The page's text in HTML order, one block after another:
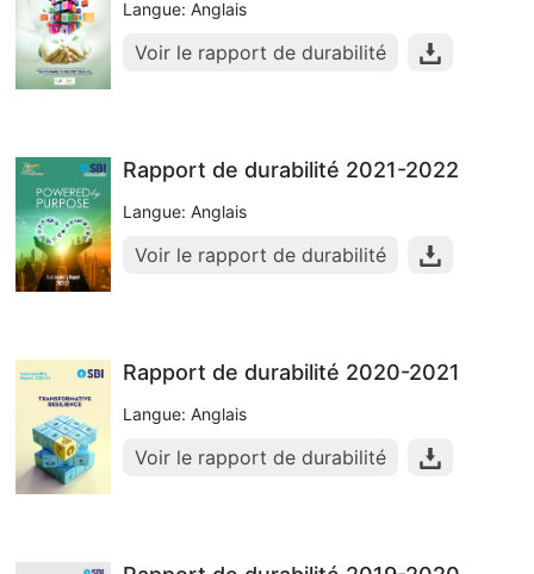
Langue: Anglais
Voir le rapport de durabilité
Rapport de durabilité 2021-2022
Langue: Anglais
Voir le rapport de durabilité
Rapport de durabilité 2020-2021
Langue: Anglais
Voir le rapport de durabilité